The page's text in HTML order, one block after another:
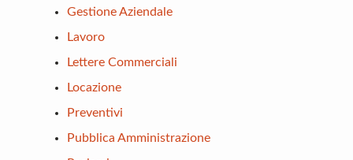
Gestione Aziendale
Lavoro
Lettere Commerciali
Locazione
Preventivi
Pubblica Amministrazione